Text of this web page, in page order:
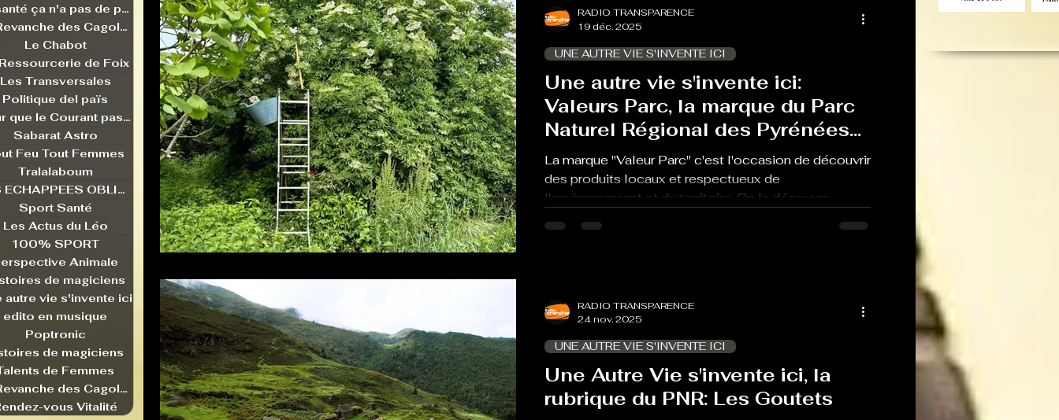
La santé ça n'a pas de prix
La Revanche des Cagoles
Le Chabot
de Foix
Les Transversales
Politique del païs
Pour que le Courant passe entre nou
Sabarat Astro
Feu Tout Femmes
Tralalaboum
LES ECHAPPEES OBLIQUES
Sport Santé
Les Actus du Léo
100% SPORT
Animale
de magiciens
autre vie s'invente ici
edito en musique
Poptronic
de magiciens
de Femmes
La Revanche des Cagoles
vous Vitalité
Une autre vie s'invente ici:
Valeurs Parc, la marque du Parc
Naturel Régional des Pyrénées
Ariégeoises
La marque "Valeur Parc" c'est l'occasion de découvrir
des produits locaux et respectueux de
l'environnement et du territoire. On la découvre
Ghislaine Decomble productrice de Sambuc,
UNE AUTRE VIE S'INVENTE ICI
RADIO TRANSPARENCE
19 déc. 2025
Une Autre Vie s'invente ici, la
rubrique du PNR: Les Goutets
UNE AUTRE VIE S'INVENTE ICI
RADIO TRANSPARENCE
24 nov. 2025